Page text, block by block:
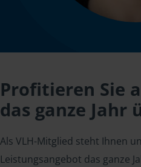
Profitieren Sie
das ganze Jahr
Als VLH-Mitglied steht Ihnen
Leistungsangebot das ganze